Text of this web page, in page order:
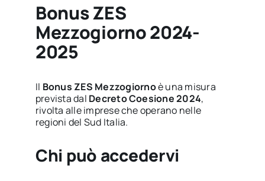
Bonus ZES
Mezzogiorno 2024-
2025
Il Bonus ZES Mezzogiornoè una misura
prevista dal Decreto Coesione 2024,
rivolta alle imprese che operano nelle
regioni del Sud Italia.
Chi può accedervi